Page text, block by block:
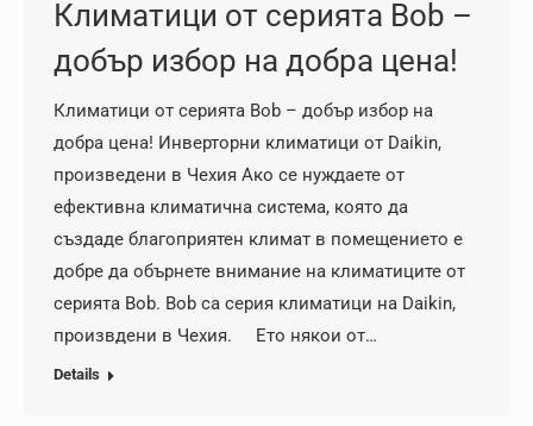
Климатици от серията Bob –
добър избор на добра цена!
Климатици от серията Bob – добър избор на
добра цена! Инверторни климатици от Daikin,
произведени в Чехия Ако се нуждаете от
ефективна климатична система, която да
създаде благоприятен климат в помещението е
добре да обърнете внимание на климатиците от
серията Bob. Bob са серия климатици на Daikin,
произвдени в Чехия. Ето някои от…
Details